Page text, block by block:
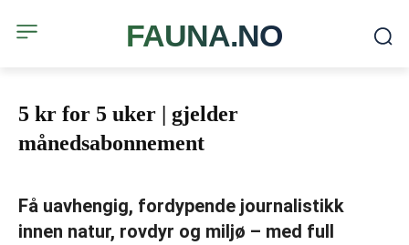
FAUNA.NO
5 kr for 5 uker | gjelder
månedsabonnement
Få uavhengig, fordypende journalistikk
innen natur, rovdyr og miljø – med full